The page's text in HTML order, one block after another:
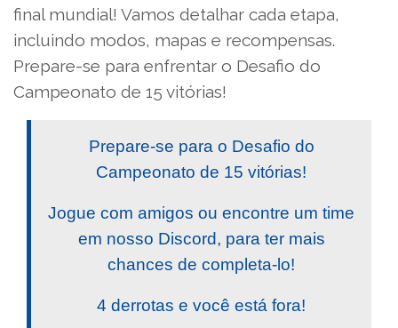
final mundial! Vamos detalhar cada etapa,
incluindo modos, mapas e recompensas.
Prepare-se para enfrentar o Desafio do
Campeonato de 15 vitórias!
Prepare-se para o Desafio do
Campeonato de 15 vitórias!
Jogue com amigos ou encontre um time
em nosso Discord, para ter mais
chances de completa-lo!
4 derrotas e você está fora!